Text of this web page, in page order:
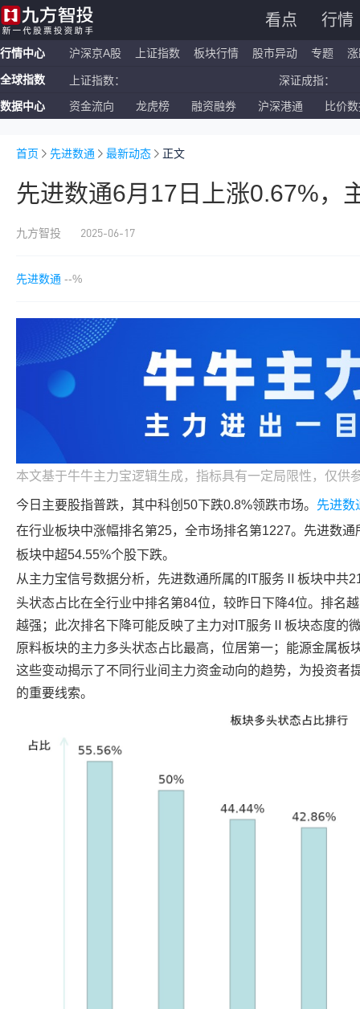
看点 行情
行情中心 沪深京A股 上证指数 板块行情 股市异动 专题
全球指数 上证指数： 深证成指：
恒生指数： 国企指数：
数据中心 资金流向 龙虎榜 融资融券 沪深港通 比价
首页 先进数通 最新动态 正文
先进数通6月17日上涨0.67%，
九方智投 2025-06-17
先进数通 --%
本文基于牛牛主力宝逻辑生成，指标具有一定局限性，仅供
今日主要股指普跌，其中科创50下跌0.8%领跌市场。 先进数
在行业板块中涨幅排名第25，全市场排名第1227。 先进数通
板块中超54.55%个股下跌。
从主力宝信号数据分析， 先进数通所属的IT服务Ⅱ板块中共
头状态占比在全行业中排名第84位，较昨日下降4位。排名
越强；此次排名下降可能反映了主力对IT服务Ⅱ板块态度的
原料板块的主力多头状态占比最高，位居第一；能源金属板
这些变动揭示了不同行业间主力资金动向的趋势，为投资者
的重要线索。